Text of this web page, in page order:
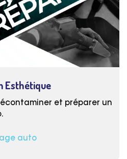
Esthétique
et préparer un
auto